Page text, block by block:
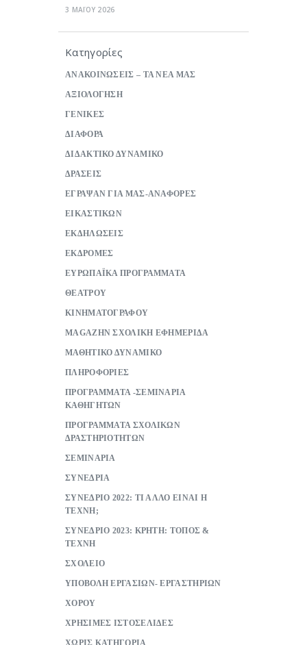
3 ΜΑΪΟΥ 2026
Κατηγορίες
ΑΝΑΚΟΙΝΩΣΕΙΣ – ΤΑ ΝΕΑ ΜΑΣ
ΑΞΙΟΛΟΓΗΣΗ
ΓΕΝΙΚΕΣ
ΔΙΑΦΟΡΑ
ΔΙΔΑΚΤΙΚΟ ΔΥΝΑΜΙΚΟ
ΔΡΑΣΕΙΣ
ΕΓΡΑΨΑΝ ΓΙΑ ΜΑΣ-ΑΝΑΦΟΡΕΣ
ΕΙΚΑΣΤΙΚΩΝ
ΕΚΔΗΛΩΣΕΙΣ
ΕΚΔΡΟΜΕΣ
ΕΥΡΩΠΑΪΚΑ ΠΡΟΓΡΑΜΜΑΤΑ
ΘΕΑΤΡΟΥ
ΚΙΝΗΜΑΤΟΓΡΑΦΟΥ
ΜAGAZHN ΣΧΟΛΙΚΗ ΕΦΗΜΕΡΙΔΑ
ΜΑΘΗΤΙΚΟ ΔΥΝΑΜΙΚΟ
ΠΛΗΡΟΦΟΡΙΕΣ
ΠΡΟΓΡΑΜΜΑΤΑ -ΣΕΜΙΝΑΡΙΑ
ΚΑΘΗΓΗΤΩΝ
ΠΡΟΓΡΑΜΜΑΤΑ ΣΧΟΛΙΚΩΝ
ΔΡΑΣΤΗΡΙΟΤΗΤΩΝ
ΣΕΜΙΝΑΡΙΑ
ΣΥΝΕΔΡΙΑ
ΣΥΝΕΔΡΙΟ 2022: ΤΙ ΑΛΛΟ ΕΙΝΑΙ Η
ΤΕΧΝΗ;
ΣΥΝΕΔΡΙΟ 2023: ΚΡΗΤΗ: ΤΟΠΟΣ &
ΤΕΧΝΗ
ΣΧΟΛΕΙΟ
ΥΠΟΒΟΛΗ ΕΡΓΑΣΙΩΝ- ΕΡΓΑΣΤΗΡΙΩΝ
ΧΟΡΟΥ
ΧΡΗΣΙΜΕΣ ΙΣΤΟΣΕΛΙΔΕΣ
ΧΩΡΙΣ ΚΑΤΗΓΟΡΙΑ